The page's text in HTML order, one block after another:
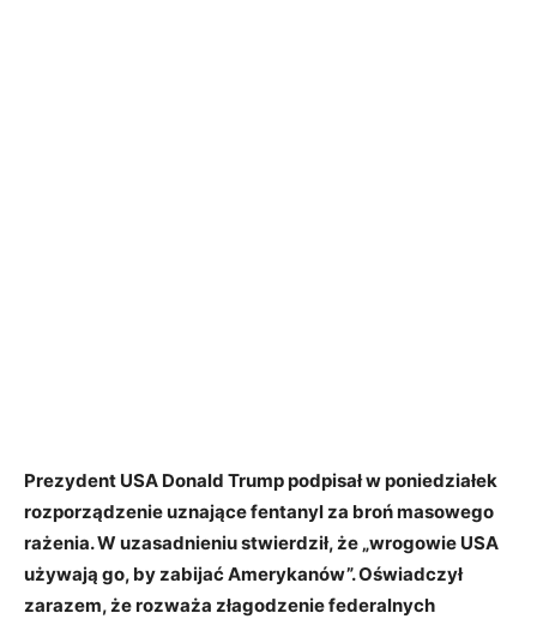
Prezydent USA Donald Trump podpisał w poniedziałek
rozporządzenie uznające fentanyl za broń masowego
rażenia. W uzasadnieniu stwierdził, że „wrogowie USA
używają go, by zabijać Amerykanów”. Oświadczył
zarazem, że rozważa złagodzenie federalnych